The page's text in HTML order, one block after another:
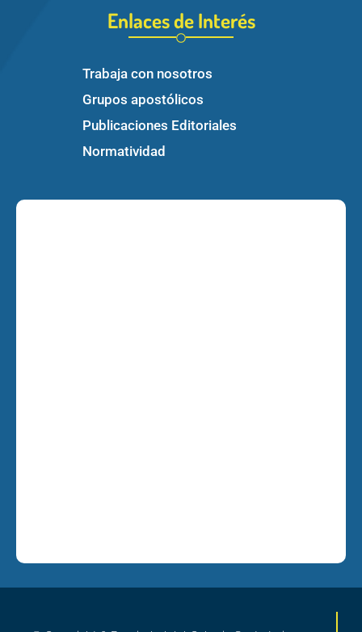
Enlaces de Interés
Trabaja con nosotros
Grupos apostólicos
Publicaciones Editoriales
Normatividad